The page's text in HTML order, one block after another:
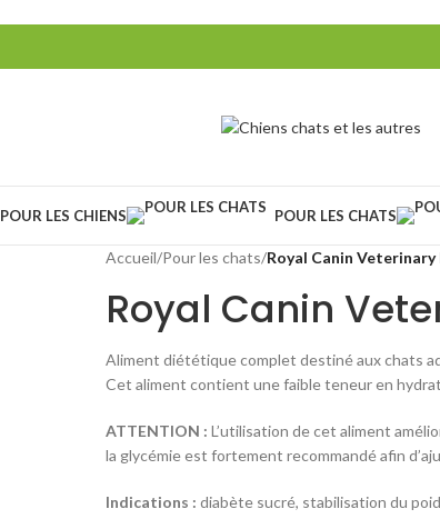
POUR LES CHIENS POUR LES CHATS
Accueil/Pour les chats/Royal Canin
Royal Canin
Aliment diététique complet destiné aux chats
Cet aliment contient une faible teneur en
ATTENTION : L’utilisation de cet aliment
la glycémie est fortement recommandé afin
Indications : diabète sucré, stabilisation du